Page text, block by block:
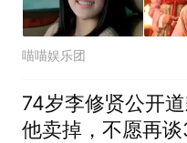
喵喵娱乐团
74岁李修贤公开
他卖掉，不愿再